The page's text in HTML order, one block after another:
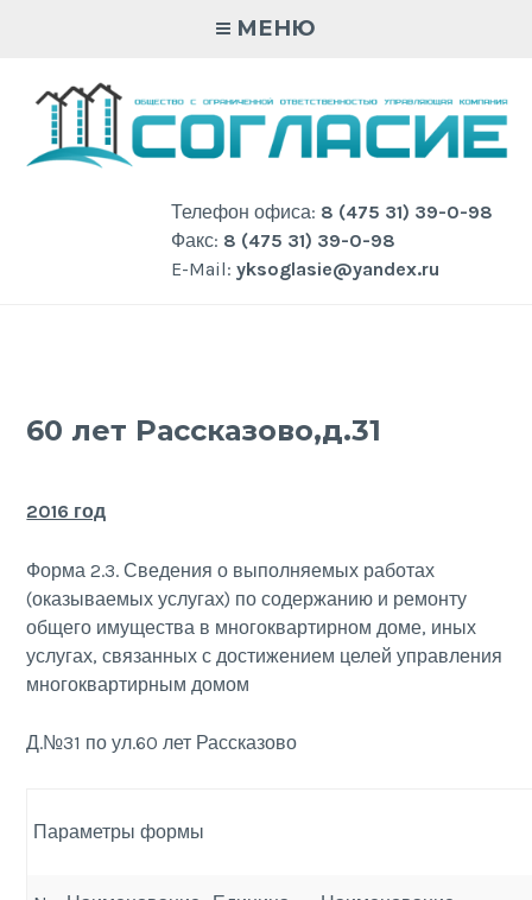
МЕНЮ
Телефон офиса: 8 (475 31) 39-0-98
Факс: 8 (475 31) 39-0-98
E-Mail: yksoglasie@yandex.ru
60 лет Рассказово,д.31
2016 год
Форма 2.3. Сведения о выполняемых работах
(оказываемых услугах) по содержанию и ремонту
общего имущества в многоквартирном доме, иных
услугах, связанных с достижением целей управления
многоквартирным домом
Д.№31 по ул.60 лет Рассказово
Параметры формы